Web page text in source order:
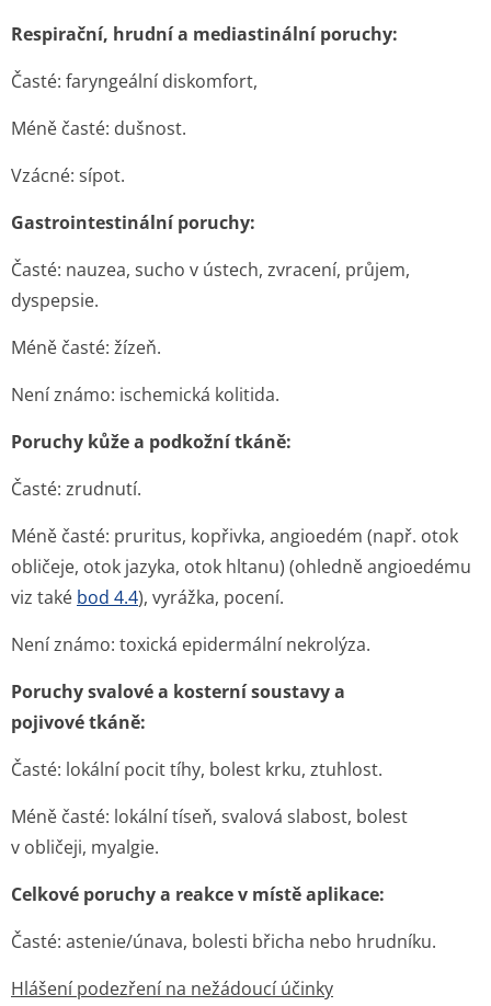
Respirační, hrudní a mediastinální poruchy:
Časté: faryngeální diskomfort,
Méně časté: dušnost.
Vzácné: sípot.
Gastrointestinální poruchy:
Časté: nauzea, sucho v ústech, zvracení, průjem,
dyspepsie.
Méně časté: žízeň.
Není známo: ischemická kolitida.
Poruchy kůže a podkožní tkáně:
Časté: zrudnutí.
Méně časté: pruritus, kopřivka, angioedém (např. otok
obličeje, otok jazyka, otok hltanu) (ohledně angioedému
viz také bod 4.4), vyrážka, pocení.
Není známo: toxická epidermální nekrolýza.
Poruchy svalové a kosterní soustavy a
pojivové tkáně:
Časté: lokální pocit tíhy, bolest krku, ztuhlost.
Méně časté: lokální tíseň, svalová slabost, bolest
v obličeji, myalgie.
Celkové poruchy a reakce v místě aplikace:
Časté: astenie/únava, bolesti břicha nebo hrudníku.
Hlášení podezření na nežádoucí účinky